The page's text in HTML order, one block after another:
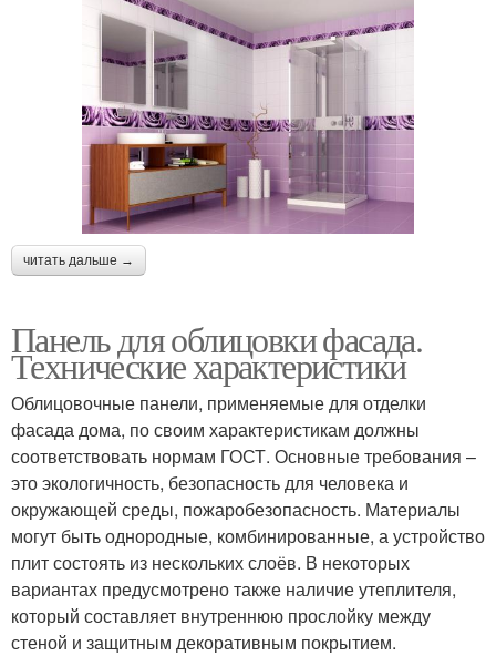
читать дальше →
Панель для облицовки фасада.
Технические характеристики
Облицовочные панели, применяемые для отделки
фасада дома, по своим характеристикам должны
соответствовать нормам ГОСТ. Основные требования –
это экологичность, безопасность для человека и
окружающей среды, пожаробезопасность. Материалы
могут быть однородные, комбинированные, а устройство
плит состоять из нескольких слоёв. В некоторых
вариантах предусмотрено также наличие утеплителя,
который составляет внутреннюю прослойку между
стеной и защитным декоративным покрытием.